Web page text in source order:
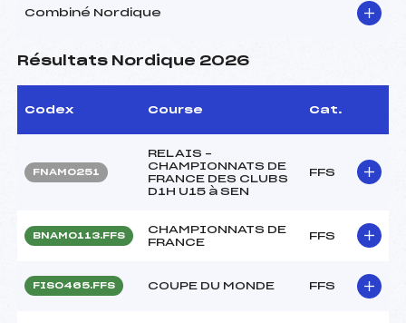
Combiné Nordique
Résultats Nordique 2026
Codex Course Cat.
FNAM0251
RELAIS –
CHAMPIONNATS DE
FRANCE DES CLUBS
D1H U15 à SEN
FFS
BNAM0113.FFS
CHAMPIONNATS DE
FRANCE
FFS
FIS0465.FFS COUPE DU MONDE FFS